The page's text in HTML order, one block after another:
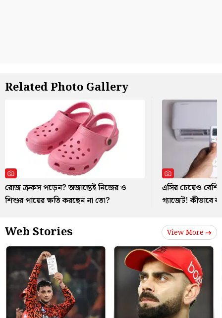
Related Photo Gallery
রোজ ক্রকস পড়েন? অজান্তেই নিজের ও
শিশুর পায়ের ক্ষতি করছেন না তো?
এসির চেয়েও বেশি
গ্যাজেট! কীভাবে
Web Stories View More